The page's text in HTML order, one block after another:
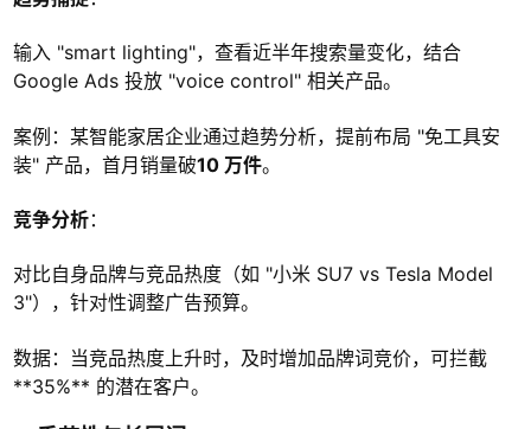
输入 "smart lighting"，查看近半年搜索量变化，结合
Google Ads 投放 "voice control" 相关产品。
案例：某智能家居企业通过趋势分析，提前布局 "免工具安
装" 产品，首月销量破10 万件。
竞争分析：
对比自身品牌与竞品热度（如 "小米 SU7 vs Tesla Model
3"），针对性调整广告预算。
数据：当竞品热度上升时，及时增加品牌词竞价，可拦截
**35%** 的潜在客户。